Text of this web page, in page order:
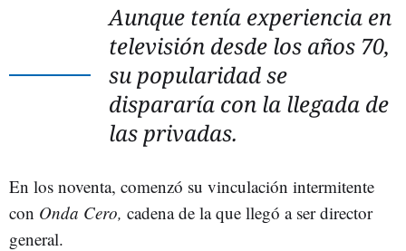
Aunque tenía experiencia en
televisión desde los años 70,
su popularidad se
dispararía con la llegada de
las privadas.
En los noventa, comenzó su vinculación intermitente
con Onda Cero, cadena de la que llegó a ser director
general.